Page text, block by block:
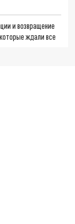
и возвращение
ждали все